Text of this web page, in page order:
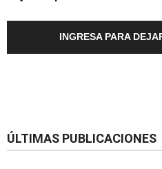
INGRESA PARA
ÚLTIMAS PUBLICACIONES